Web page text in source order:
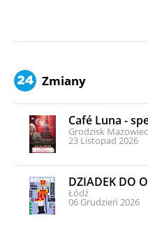
Zmiany
Café Luna -
Grodzisk
23 Listopad 2026
DZIADEK DO
Łódź
06 Grudzień 2026